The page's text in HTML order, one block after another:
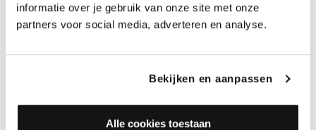
informatie over je gebruik van onze site met onze
partners voor social media, adverteren en analyse.
Bekijken en aanpassen
Alle cookies toestaan